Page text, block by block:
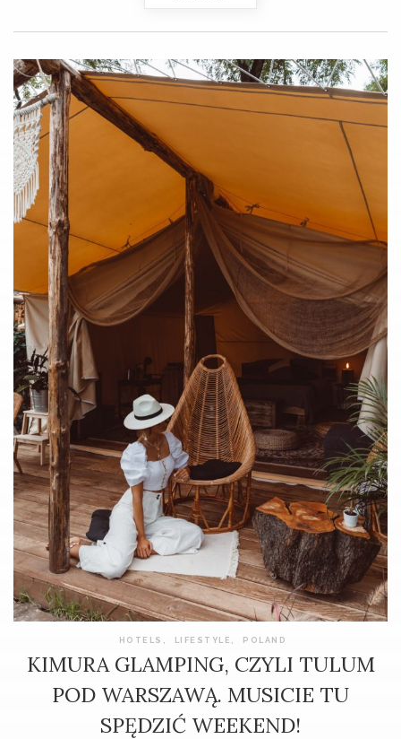
HOTELS , LIFESTYLE , POLAND
KIMURA GLAMPING, CZYLI TULUM
POD WARSZAWĄ. MUSICIE TU
SPĘDZIĆ WEEKEND!